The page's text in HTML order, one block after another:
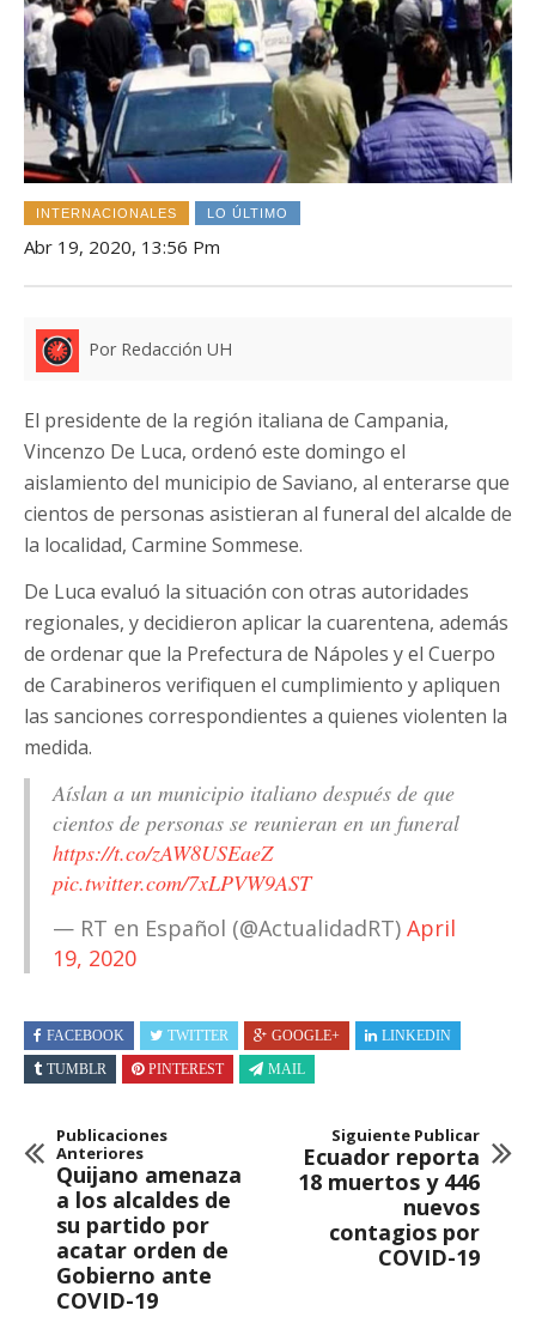
INTERNACIONALES LO ÚLTIMO
Abr 19, 2020, 13:56 Pm
Por Redacción UH
El presidente de la región italiana de Campania,
Vincenzo De Luca, ordenó este domingo el
aislamiento del municipio de Saviano, al enterarse que
cientos de personas asistieran al funeral del alcalde de
la localidad, Carmine Sommese.
De Luca evaluó la situación con otras autoridades
regionales, y decidieron aplicar la cuarentena, además
de ordenar que la Prefectura de Nápoles y el Cuerpo
de Carabineros verifiquen el cumplimiento y apliquen
las sanciones correspondientes a quienes violenten la
medida.
Aíslan a un municipio italiano después de que
cientos de personas se reunieran en un funeral
https://t.co/zAW8USEaeZ
pic.twitter.com/7xLPVW9AST
— RT en Español (@ActualidadRT) April
19, 2020
FACEBOOK TWITTER GOOGLE+
LINKEDIN
TUMBLR
PINTEREST MAIL
Publicaciones
Anteriores
Quijano amenaza
a los alcaldes de
su partido por
acatar orden de
Gobierno ante
COVID-19
Siguiente Publicar
Ecuador reporta
18 muertos y 446
nuevos
contagios por
COVID-19